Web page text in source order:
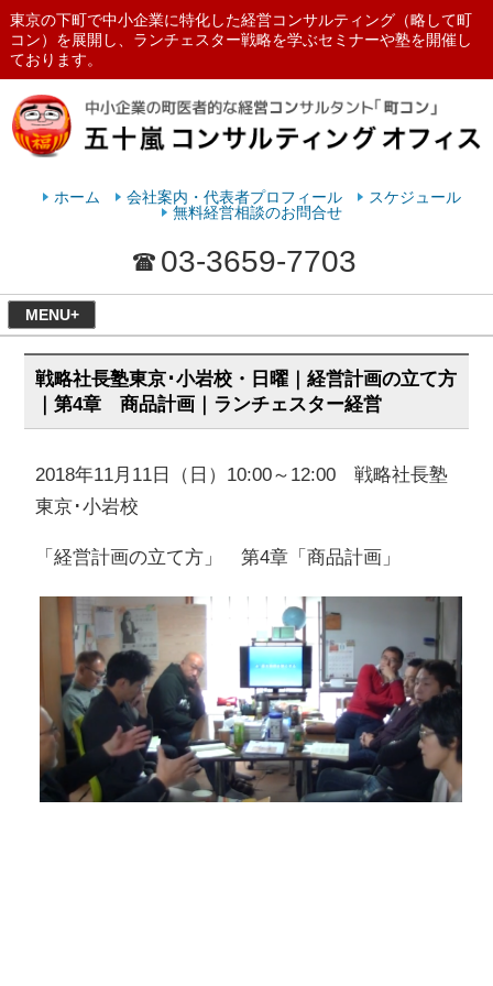
東京の下町で中小企業に特化した経営コンサルティング（略して町
コン）を展開し、ランチェスター戦略を学ぶセミナーや塾を開催し
ております。
ランチェスターの法則を学ぶなら
ホーム 会社案内・代表者プロフィール
スケジュール
無料経営相談のお問合せ
03-3659-7703
MENU+
戦略社長塾東京･小岩校・日曜｜経営計画の立て方
｜第4章 商品計画｜ランチェスター経営
2018年11月11日（日）10:00～12:00 戦略社長塾
東京･小岩校
「経営計画の立て方」 第4章「商品計画」